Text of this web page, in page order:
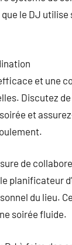
le DJ utilise
et une
Discutez de
et
de
planificateur
du lieu.
soirée fluide.